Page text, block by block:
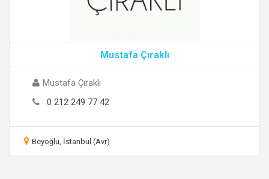
Mustafa Çıraklı
Mustafa Çıraklı
0 212 249 77 42
Beyoğlu, İstanbul (Avr)